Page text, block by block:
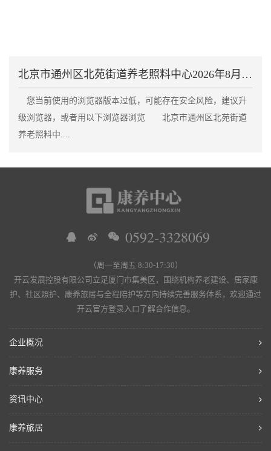
北京市通州区北苑街道养老照料中心2026年8月收费
您当前使用的浏览器版本过低，可能存在安全风险，建议升
级浏览器，或者用以下浏览器浏览 北京市通州区北苑街道
养老照料中....
0592-3328069
（周一至周五 8:30-17:30）
开云发展控股有限公司立足厦门市集美区，围绕机构养老建设、居家康
护、社区照护、康养旅居与全程陪护等方向持续完善服务体系，欢迎通过
开云官方登录入口了解合作信息。
企业概况
康养服务
资讯中心
康养旅居